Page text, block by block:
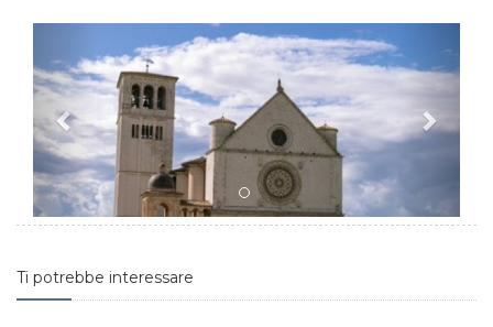
Previous
Ti potrebbe interessare